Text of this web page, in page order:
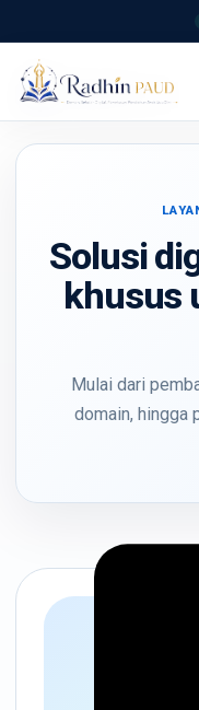
Solusi
khusus
Mulai dari
domain, hingga